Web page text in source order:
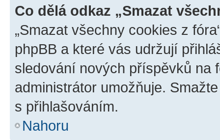
Co dělá odkaz „Smazat
„Smazat všechny cookies z
phpBB a které vás udržují
sledování nových příspěvků na
administrátor umožňuje.
s přihlašováním.
Nahoru